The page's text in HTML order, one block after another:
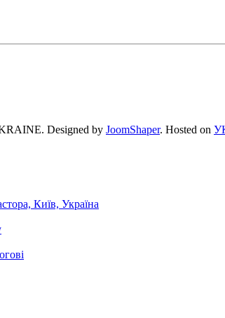
Designed by JoomShaper. Hosted on
Київ, Україна